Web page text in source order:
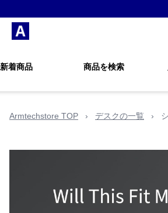
新着商品 商品を検索
Armtechstore TOP › デスクの一覧 ›